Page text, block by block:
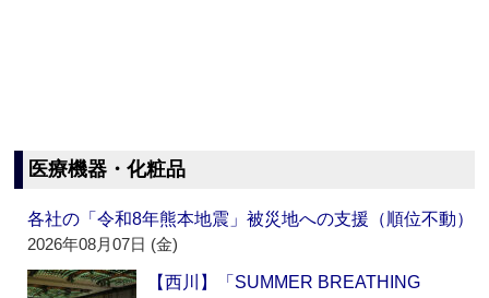
医療機器・化粧品
各社の「令和8年熊本地震」被災地への支援（順位不動）
2026年08月07日 (金)
【西川】「SUMMER BREATHING